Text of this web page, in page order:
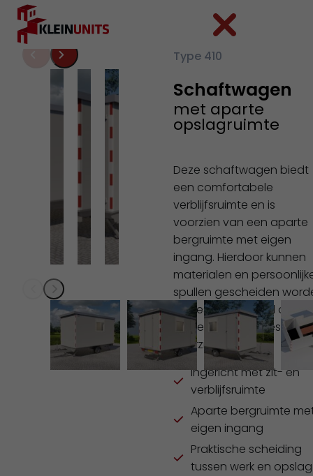
Ga naar hoofdinhoud
Type 410
Schaftwagen
met aparte
opslagruimte
Deze schaftwagen biedt
een comfortabele
verblijfsruimte en is
voorzien van een aparte
bergruimte met eigen
ingang. Hierdoor kunnen
materialen en
spullen gescheiden
opgeslagen, terwijl de
binnenruimte netjes en
overzichtelijk blijft.
Ingericht met zit- en
verblijfsruimte
Aparte bergruimte
eigen ingang
Praktische scheiding
tussen werk en opslag